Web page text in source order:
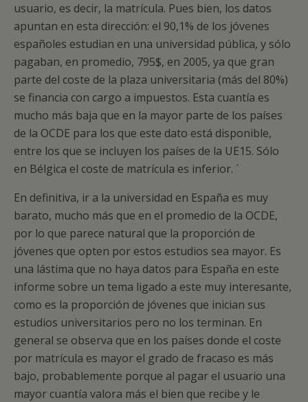
usuario, es decir, la matrícula. Pues bien, los datos
apuntan en esta dirección: el 90,1% de los jóvenes
españoles estudian en una universidad pública, y sólo
pagaban, en promedio, 795$, en 2005, ya que gran
parte del coste de la plaza universitaria (más del 80%)
se financia con cargo a impuestos. Esta cuantía es
mucho más baja que en la mayor parte de los países
de la OCDE para los que este dato está disponible,
entre los que se incluyen los países de la UE15. Sólo
en Bélgica el coste de matrícula es inferior. ´
En definitiva, ir a la universidad en España es muy
barato, mucho más que en el promedio de la OCDE,
por lo que parece natural que la proporción de
jóvenes que opten por estos estudios sea mayor. Es
una lástima que no haya datos para España en este
informe sobre un tema ligado a este muy interesante,
como es la proporción de jóvenes que inician sus
estudios universitarios pero no los terminan. En
general se observa que en los países donde el coste
por matrícula es mayor el grado de fracaso es más
bajo, probablemente porque al pagar el usuario una
mayor cuantía valora más el bien que recibe y le